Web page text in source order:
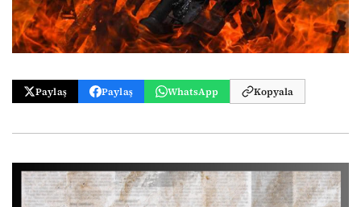
Paylaş Paylaş WhatsApp Kopyala